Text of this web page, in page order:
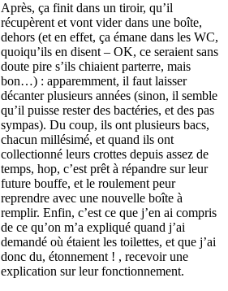
Après, ça finit dans un tiroir, qu’il
récupèrent et vont vider dans une boîte,
dehors (et en effet, ça émane dans les WC,
quoiqu’ils en disent – OK, ce seraient sans
doute pire s’ils chiaient parterre, mais
bon…) : apparemment, il faut laisser
décanter plusieurs années (sinon, il semble
qu’il puisse rester des bactéries, et des pas
sympas). Du coup, ils ont plusieurs bacs,
chacun millésimé, et quand ils ont
collectionné leurs crottes depuis assez de
temps, hop, c’est prêt à répandre sur leur
future bouffe, et le roulement peur
reprendre avec une nouvelle boîte à
remplir. Enfin, c’est ce que j’en ai compris
de ce qu’on m’a expliqué quand j’ai
demandé où étaient les toilettes, et que j’ai
donc du, étonnement ! , recevoir une
explication sur leur fonctionnement.